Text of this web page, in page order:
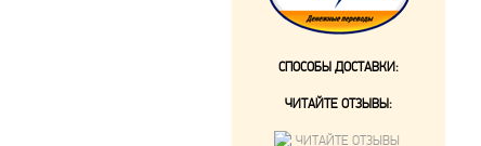
СПОСОБЫ ДОСТАВКИ:
ЧИТАЙТЕ ОТЗЫВЫ: